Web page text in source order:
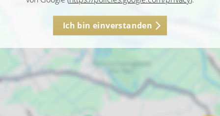
Ich bin einverstanden